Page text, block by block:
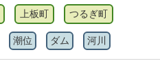
上板町 つるぎ町
潮位 ダム 河川